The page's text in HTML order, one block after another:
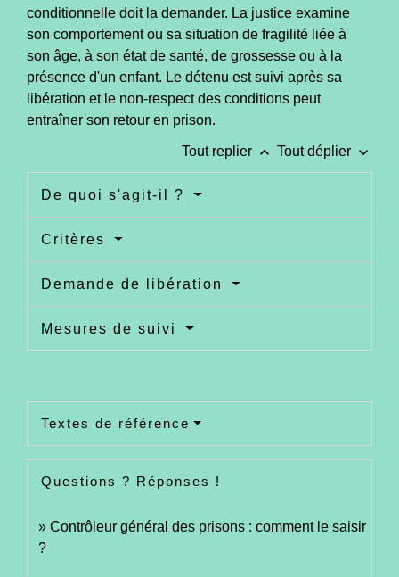
conditionnelle doit la demander. La justice examine
son comportement ou sa situation de fragilité liée à
son âge, à son état de santé, de grossesse ou à la
présence d'un enfant. Le détenu est suivi après sa
libération et le non-respect des conditions peut
entraîner son retour en prison.
Tout replier keyboard_arrow_up Tout déplier keyboard_arrow_down
De quoi s'agit-il ?
Critères
Demande de libération
Mesures de suivi
Textes de référence
Questions ? Réponses !
Contrôleur général des prisons : comment le saisir
?